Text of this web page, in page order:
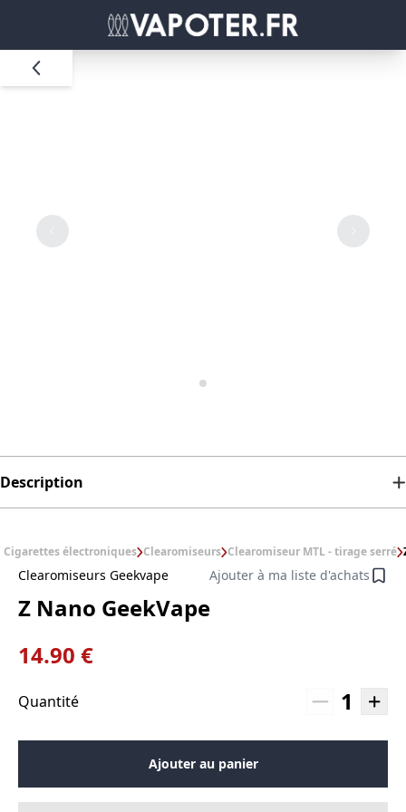
Description
Cigarettes électroniques Clearomiseurs Clearomiseur MTL - tirage serré
Clearomiseurs Geekvape Ajouter à ma liste d'achats
Z Nano GeekVape
14.90 €
Quantité 1
Ajouter au panier